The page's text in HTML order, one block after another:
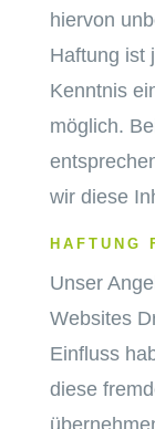
hiervon
Haftung ist
Kenntnis
möglich.
wir diese
HAFTUNG
Unser
Websites
Einfluss
diese